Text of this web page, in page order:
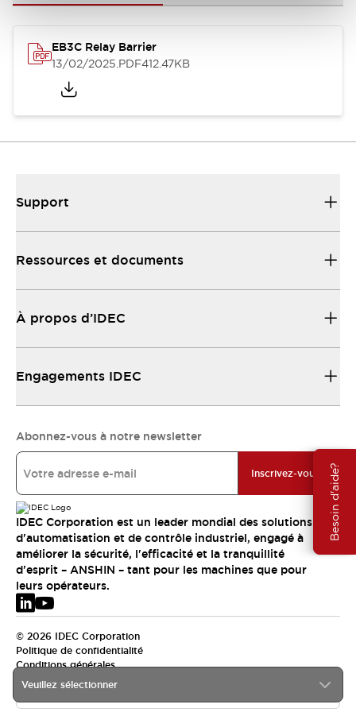
Besoin d'aide?
EB3C Relay Barrier
13/02/2025.PDF412.47KB
Veuillez sélectionner
Support
Ressources et documents
À propos d’IDEC
Engagements IDEC
Abonnez-vous à notre newsletter
Inscrivez-vous
IDEC Corporation est un leader mondial des solutions
d'automatisation et de contrôle industriel, engagé à
améliorer la sécurité, l'efficacité et la tranquillité
d'esprit – ANSHIN – tant pour les machines que pour
leurs opérateurs.
© 2026 IDEC Corporation
Politique de confidentialité
Conditions générales
EMEA